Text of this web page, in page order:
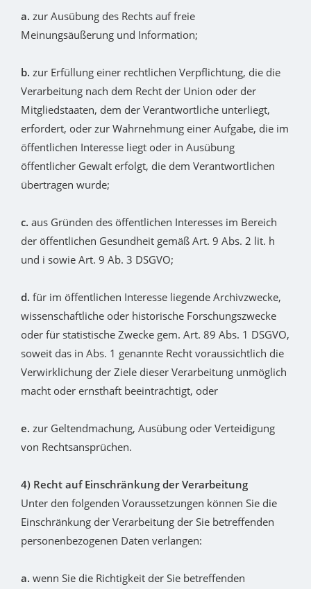
a. zur Ausübung des Rechts auf freie
Meinungsäußerung und Information;
b. zur Erfüllung einer rechtlichen Verpflichtung, die die
Verarbeitung nach dem Recht der Union oder der
Mitgliedstaaten, dem der Verantwortliche unterliegt,
erfordert, oder zur Wahrnehmung einer Aufgabe, die im
öffentlichen Interesse liegt oder in Ausübung
öffentlicher Gewalt erfolgt, die dem Verantwortlichen
übertragen wurde;
c. aus Gründen des öffentlichen Interesses im Bereich
der öffentlichen Gesundheit gemäß Art. 9 Abs. 2 lit. h
und i sowie Art. 9 Ab. 3 DSGVO;
d. für im öffentlichen Interesse liegende Archivzwecke,
wissenschaftliche oder historische Forschungszwecke
oder für statistische Zwecke gem. Art. 89 Abs. 1 DSGVO,
soweit das in Abs. 1 genannte Recht voraussichtlich die
Verwirklichung der Ziele dieser Verarbeitung unmöglich
macht oder ernsthaft beeinträchtigt, oder
e. zur Geltendmachung, Ausübung oder Verteidigung
von Rechtsansprüchen.
4) Recht auf Einschränkung der Verarbeitung
Unter den folgenden Voraussetzungen können Sie die
Einschränkung der Verarbeitung der Sie betreffenden
personenbezogenen Daten verlangen:
a. wenn Sie die Richtigkeit der Sie betreffenden